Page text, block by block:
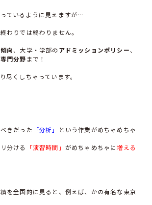
ているように見えますが…
わりでは終わりません。
向、大学・学部の アドミッションポリシー、
門分野 まで！
尽くしちゃっています。
きだった 「分析」
という作業がめちゃめちゃ
分ける
「演習時間」 がめちゃめちゃに増える
を全国的に見ると、例えば、かの有名な東京